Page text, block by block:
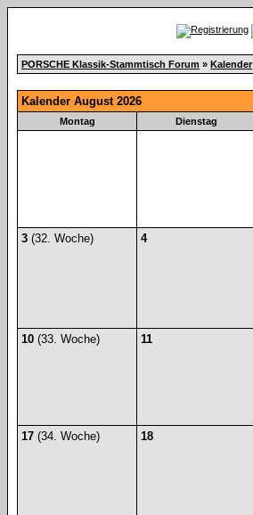
PORSCHE Klassik-Stammtisch Forum » Kalender
Kalender August 2026
Montag Dienstag
3 (32. Woche) 4
10 (33. Woche) 11
17 (34. Woche) 18